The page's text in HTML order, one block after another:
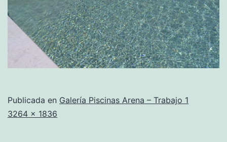
Publicada en Galería Piscinas Arena – Trabajo 1
Tamaño
3264 × 1836